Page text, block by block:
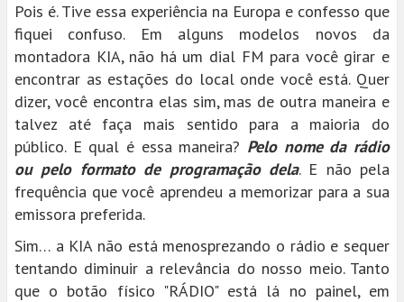
Pois é. Tive essa experiência na Europa e confesso que
fiquei confuso. Em alguns modelos novos da
montadora KIA, não há um dial FM para você girar e
encontrar as estações do local onde você está. Quer
dizer, você encontra elas sim, mas de outra maneira e
talvez até faça mais sentido para a maioria do
público. E qual é essa maneira? Pelo nome da rádio
ou pelo formato de programação dela. E não pela
frequência que você aprendeu a memorizar para a sua
emissora preferida.
Sim… a KIA não está menosprezando o rádio e sequer
tentando diminuir a relevância do nosso meio. Tanto
que o botão físico "RÁDIO" está lá no painel, em